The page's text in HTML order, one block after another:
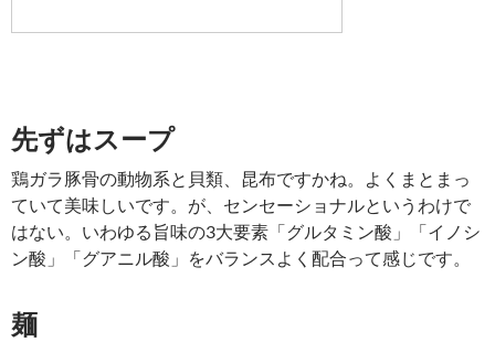
先ずはスープ
鶏ガラ豚骨の動物系と貝類、昆布ですかね。よくまとまっ
ていて美味しいです。が、センセーショナルというわけで
はない。いわゆる旨味の3大要素「グルタミン酸」「イノシ
ン酸」「グアニル酸」をバランスよく配合って感じです。
麺